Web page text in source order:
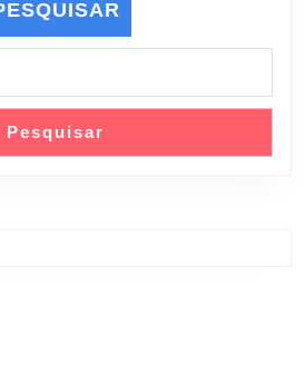
Pesquisar